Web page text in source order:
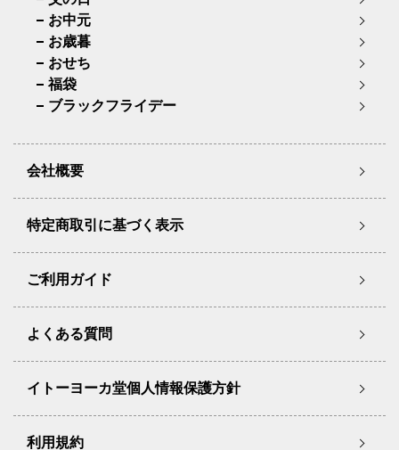
お中元
お歳暮
おせち
福袋
ブラックフライデー
会社概要
特定商取引に基づく表示
ご利用ガイド
よくある質問
イトーヨーカ堂個人情報保護方針
利用規約